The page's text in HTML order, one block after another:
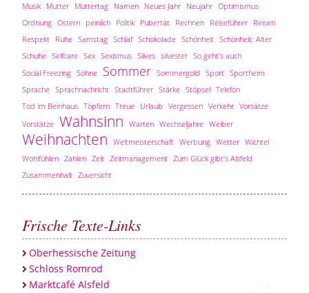
Musik Mutter Muttertag Namen Neues Jahr Neujahr Optimismus
Ordnung Ostern peinlich Politik Pubertät Rechnen Reiseführer Reisen
Respekt Ruhe Samstag Schlaf Schokolade Schönheit Schönheit; Alter
Schuhe Selfcare Sex Sexismus Silves silvester So geht's auch
Social Freezing Söhne Sommer Sommergold Sport Sportheim
Sprache Sprachnachricht Stadtführer Stärke Stöpsel Telefon
Tod im Beinhaus Töpfern Treue Urlaub Vergessen Verkehr Vorsätze
Vorstätze Wahnsinn Warten Wechseljahre Weiber
Weihnachten Weltmeisterschaft Werbung Wetter Wichtel
Wohlfühlen Zahlen Zeit Zeitmanagement Zum Glück gibt's Alsfeld
Zusammenhalt Zuversicht
Frische Texte-Links
Oberhessische Zeitung
Schloss Romrod
Marktcafé Alsfeld